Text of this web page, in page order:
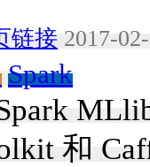
链接 2017-
Spark
和